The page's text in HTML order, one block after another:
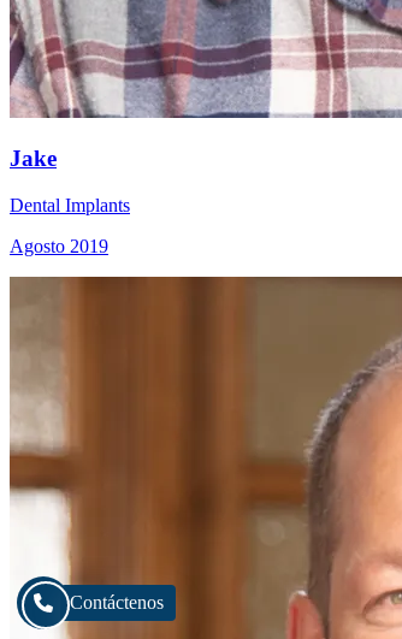
Contáctenos
Jake
Dental Implants
Agosto 2019